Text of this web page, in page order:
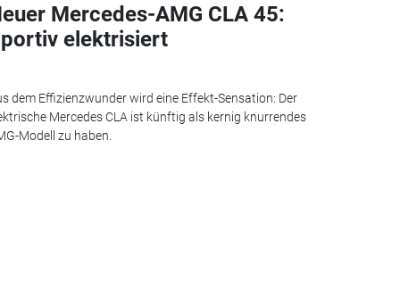
Mercedes-AMG CLA 45:
elektrisiert
dem Effizienzwunder wird eine Effekt-Sensation: Der
Mercedes CLA ist künftig als kernig knurrendes
Modell zu haben.